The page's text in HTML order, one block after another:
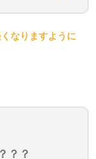
なりますように
？？